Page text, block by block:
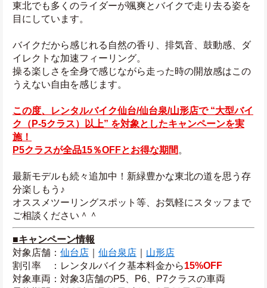
東北でも多くのライダーが颯爽とバイクで走り去る姿を
目にしています。
バイクだから感じれる自然の香り、排気音、鼓動感、ダ
イレクトな加速フィーリング。
操る楽しさを全身で感じながら走った時の開放感はこの
うえない自由を感じます。
この度、レンタルバイク仙台/仙台泉/山形店で “大型バイ
ク（P-5クラス）以上” を対象としたキャンペーンを実
施！
P5クラスが全品15％OFFとお得な期間 。
最新モデルも続々追加中！新緑豊かな東北の道を思う存
分楽しもう♪
オススメツーリングスポット等、お気軽にスタッフまで
ご相談ください＾＾
■キャンペーン情報
対象店舗： 仙台店 仙台泉店
山形店
割引率　：レンタルバイク基本料金から15%OFF
対象車両：対象3店舗のP5、P6、P7クラスの車両